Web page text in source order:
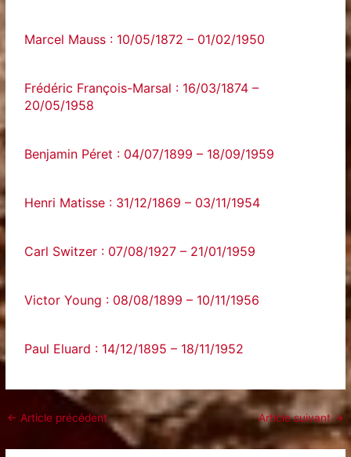
Marcel Mauss : 10/05/1872 – 01/02/1950
Frédéric François-Marsal : 16/03/1874 –
20/05/1958
Benjamin Péret : 04/07/1899 – 18/09/1959
Henri Matisse : 31/12/1869 – 03/11/1954
Carl Switzer : 07/08/1927 – 21/01/1959
Victor Young : 08/08/1899 – 10/11/1956
Paul Eluard : 14/12/1895 – 18/11/1952
← Article précédent Article suivant→